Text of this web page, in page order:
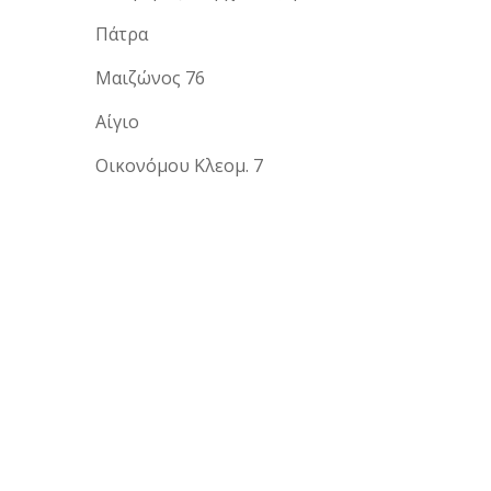
Πάτρα
Μαιζώνος 76
Αίγιο
Οικονόμου Κλεομ. 7